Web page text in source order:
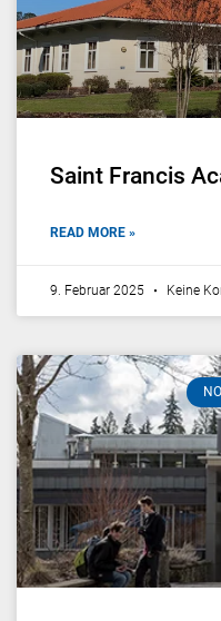
Saint Francis
READ MORE »
9. Februar 2025 Keine